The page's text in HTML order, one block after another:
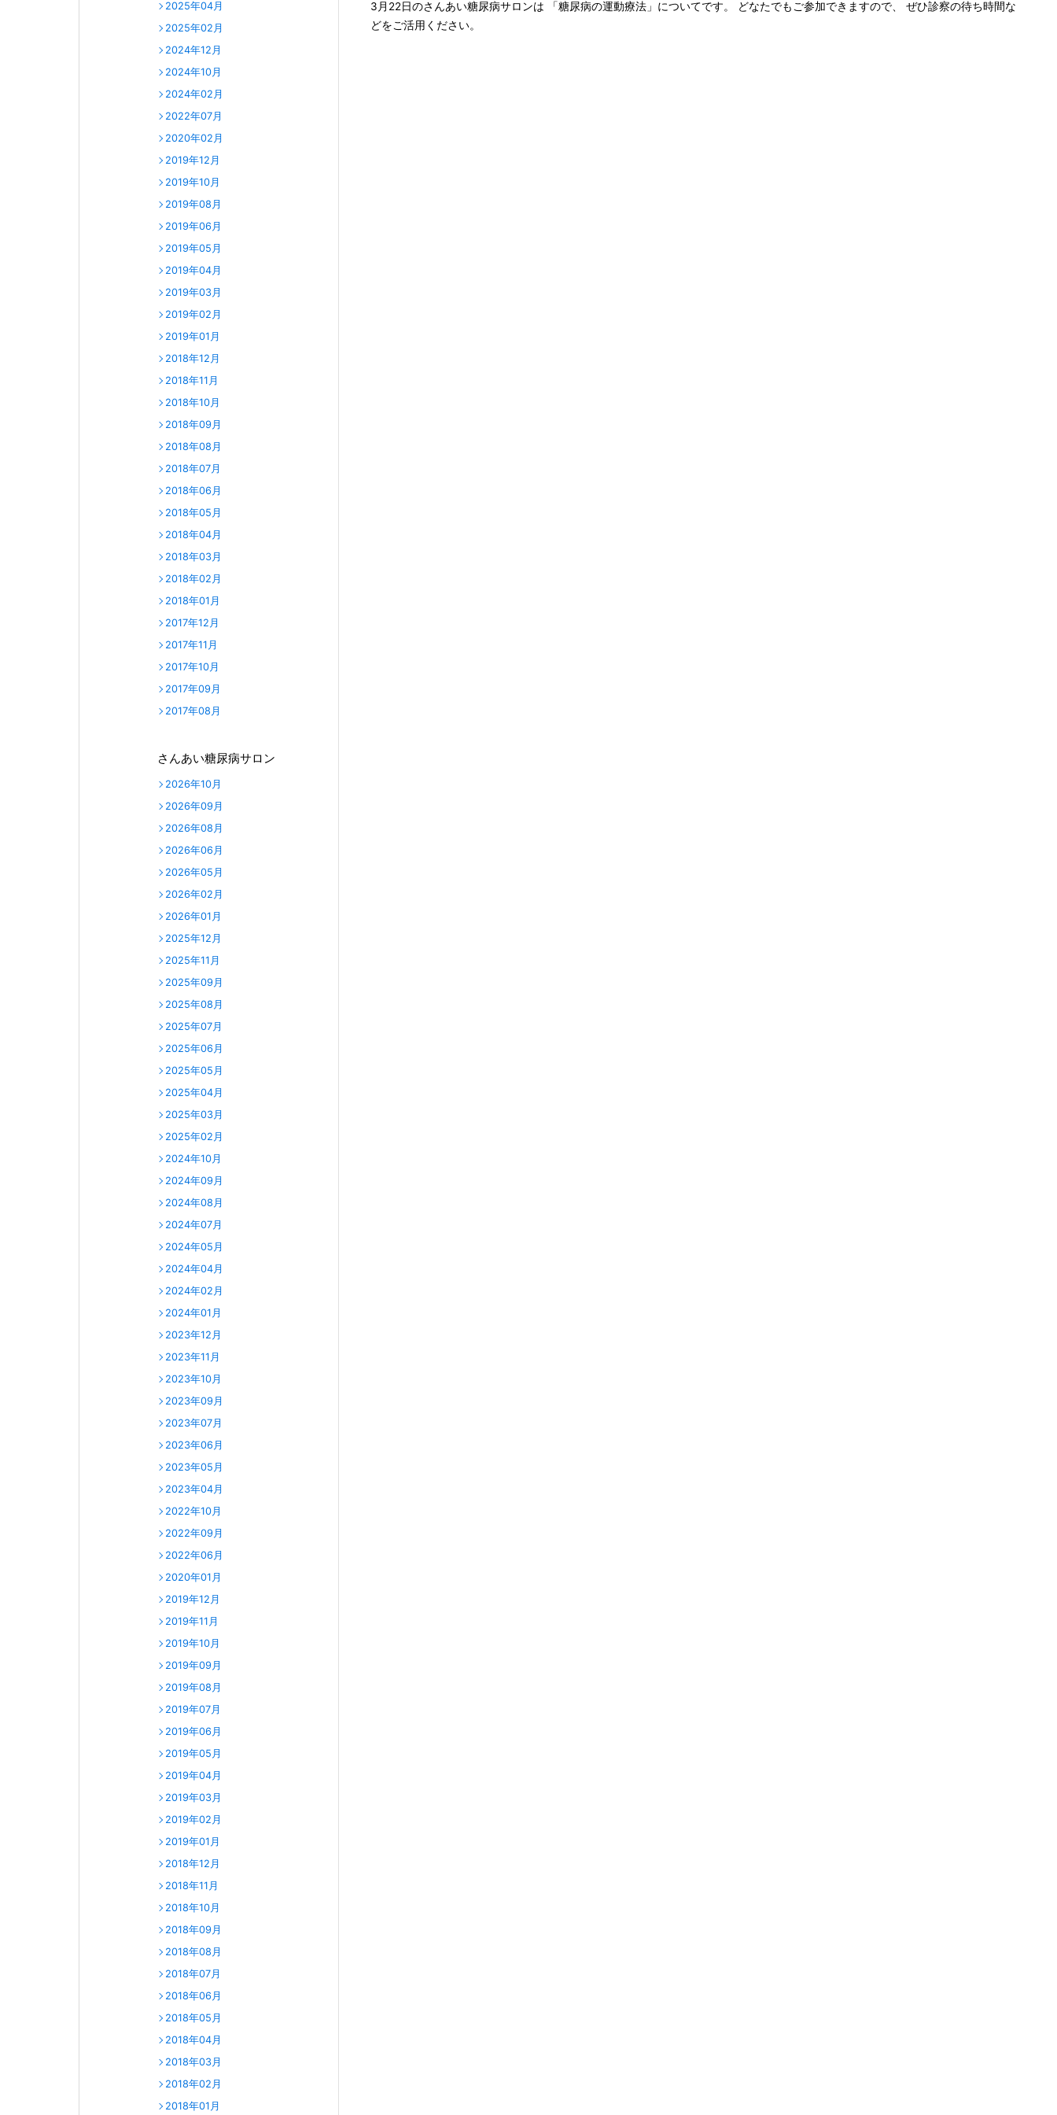
2025年04月
2025年02月
2024年12月
2024年10月
2024年02月
2022年07月
2020年02月
2019年12月
2019年10月
2019年08月
2019年06月
2019年05月
2019年04月
2019年03月
2019年02月
2019年01月
2018年12月
2018年11月
2018年10月
2018年09月
2018年08月
2018年07月
2018年06月
2018年05月
2018年04月
2018年03月
2018年02月
2018年01月
2017年12月
2017年11月
2017年10月
2017年09月
2017年08月
さんあい糖尿病サロン
2026年10月
2026年09月
2026年08月
2026年06月
2026年05月
2026年02月
2026年01月
2025年12月
2025年11月
2025年09月
2025年08月
2025年07月
2025年06月
2025年05月
2025年04月
2025年03月
2025年02月
2024年10月
2024年09月
2024年08月
2024年07月
2024年05月
2024年04月
2024年02月
2024年01月
2023年12月
2023年11月
2023年10月
2023年09月
2023年07月
2023年06月
2023年05月
2023年04月
2022年10月
2022年09月
2022年06月
2020年01月
2019年12月
2019年11月
2019年10月
2019年09月
2019年08月
2019年07月
2019年06月
2019年05月
2019年04月
2019年03月
2019年02月
2019年01月
2018年12月
2018年11月
2018年10月
2018年09月
2018年08月
2018年07月
2018年06月
2018年05月
2018年04月
2018年03月
2018年02月
2018年01月
3月22日のさんあい糖尿病サロンは 「糖尿病の運動療法」についてです。 どなたでもご参加できますので、 ぜひ診察の待ち時間な
どをご活用ください。